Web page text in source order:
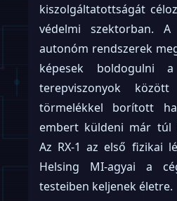
kiszolgáltatottságát
védelmi szektorban.
autonóm rendszerek
képesek boldogulni a
terepviszonyok
törmelékkel borított
embert küldeni már túl
Az RX-1 az első fizikai
Helsing MI-agyai a
testeiben keljenek életre.